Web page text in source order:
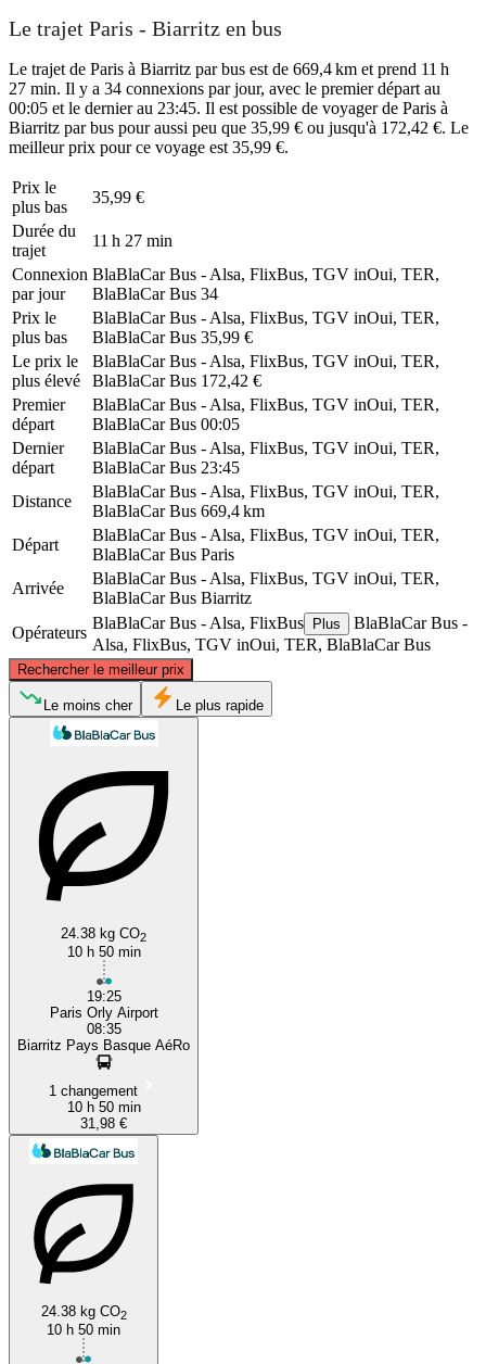
Le trajet Paris - Biarritz en bus
Le trajet de Paris à Biarritz par bus est de 669,4 km et prend 11 h
27 min. Il y a 34 connexions par jour, avec le premier départ au
00:05 et le dernier au 23:45. Il est possible de voyager de Paris à
Biarritz par bus pour aussi peu que 35,99 € ou jusqu'à 172,42 €. Le
meilleur prix pour ce voyage est 35,99 €.
Prix ​​le
plus bas
35,99 €
Durée du
trajet
11 h 27 min
Connexion
par jour
BlaBlaCar Bus - Alsa, FlixBus, TGV inOui, TER,
BlaBlaCar Bus 34
Prix ​​le
plus bas
BlaBlaCar Bus - Alsa, FlixBus, TGV inOui, TER,
BlaBlaCar Bus 35,99 €
Le prix le
plus élevé
BlaBlaCar Bus - Alsa, FlixBus, TGV inOui, TER,
BlaBlaCar Bus 172,42 €
Premier
départ
BlaBlaCar Bus - Alsa, FlixBus, TGV inOui, TER,
BlaBlaCar Bus 00:05
Dernier
départ
BlaBlaCar Bus - Alsa, FlixBus, TGV inOui, TER,
BlaBlaCar Bus 23:45
Distance
BlaBlaCar Bus - Alsa, FlixBus, TGV inOui, TER,
BlaBlaCar Bus 669,4 km
Départ
BlaBlaCar Bus - Alsa, FlixBus, TGV inOui, TER,
BlaBlaCar Bus Paris
Arrivée
BlaBlaCar Bus - Alsa, FlixBus, TGV inOui, TER,
BlaBlaCar Bus Biarritz
Opérateurs
BlaBlaCar Bus - Alsa, FlixBus Plus
BlaBlaCar Bus -
Alsa, FlixBus, TGV inOui, TER, BlaBlaCar Bus
Rechercher le meilleur prix
©CARTO, ©OpenStreetMapcontributors
Le moins cher Le plus rapide
24.38 kg CO2
10 h 50 min
19:25
Paris Orly Airport
08:35
Biarritz Pays Basque AéRo
1 changement
10 h 50 min
31,98 €
24.38 kg CO2
10 h 50 min